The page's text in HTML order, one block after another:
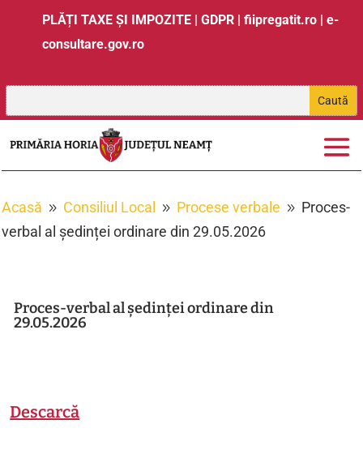
PLĂȚI TAXE ȘI IMPOZITE |GDPR |fiipregatit.ro |e-
consultare.gov.ro
Acasă 9 Consiliul Local 9 Procese verbale 9 Proces-
verbal al ședinței ordinare din 29.05.2026
Proces-verbal al ședinței ordinare din
29.05.2026
Descarcă